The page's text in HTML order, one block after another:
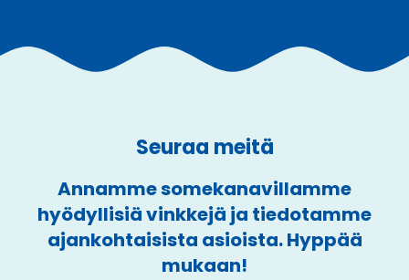
Seuraa meitä
Annamme somekanavillamme
hyödyllisiä vinkkejä ja tiedotamme
ajankohtaisista asioista. Hyppää
mukaan!